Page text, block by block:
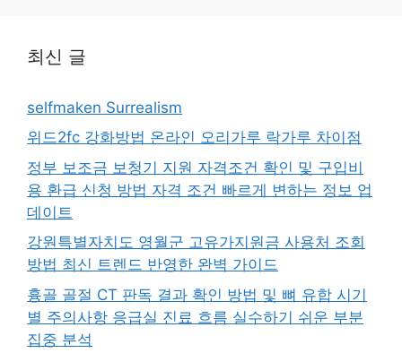
최신 글
selfmaken Surrealism
위드2fc 강화방법 온라인 오리가루 락가루 차이점
정부 보조금 보청기 지원 자격조건 확인 및 구입비
용 환급 신청 방법 자격 조건 빠르게 변하는 정보 업
데이트
강원특별자치도 영월군 고유가지원금 사용처 조회
방법 최신 트렌드 반영한 완벽 가이드
흉골 골절 CT 판독 결과 확인 방법 및 뼈 유합 시기
별 주의사항 응급실 진료 흐름 실수하기 쉬운 부분
집중 분석